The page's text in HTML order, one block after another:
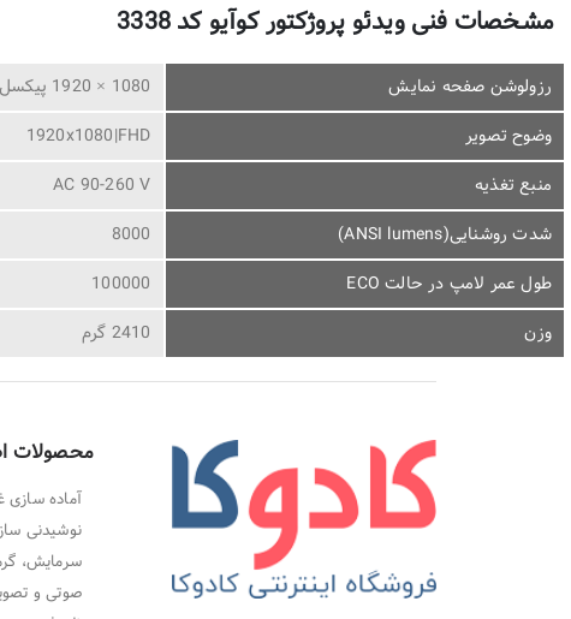
مشخصات فنی ویدئو پروژکتور کوآیو کد 3338
رزولوشن صفحه نمایش
1080 × 1920 پیکسل - Full HD
وضوح تصویر
1920x1080|FHD
منبع تغذیه
AC 90-260 V
شدت روشنایی(ANSI lumens)
8000
طول عمر لامپ در حالت ECO
100000
وزن
2410 گرم
محصولات
آماده سازی
نوشیدنی
سرمایش،
صوتی و